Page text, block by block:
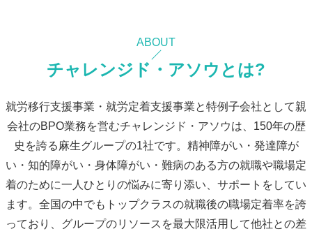
ABOUT
チャレンジド・アソウとは?
就労移行支援事業・就労定着支援事業と特例子会社として親
会社のBPO業務を営むチャレンジド・アソウは、150年の歴
史を誇る麻生グループの1社です。精神障がい・発達障が
い・知的障がい・身体障がい・難病のある方の就職や職場定
着のために一人ひとりの悩みに寄り添い、サポートをしてい
ます。全国の中でもトップクラスの就職後の職場定着率を誇
っており、グループのリソースを最大限活用して他社との差